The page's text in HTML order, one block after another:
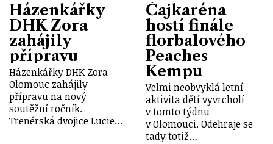
Házenkářky
DHK Zora
zahájily
přípravu
Házenkářky DHK Zora
Olomouc zahájily
přípravu na nový
soutěžní ročník.
Trenérská dvojice Lucie…
Čajkaréna
hostí finále
florbalového
Peaches
Kempu
Velmi neobvyklá letní
aktivita dětí vyvrcholí
v tomto týdnu
v Olomouci. Odehraje se
tady totiž…